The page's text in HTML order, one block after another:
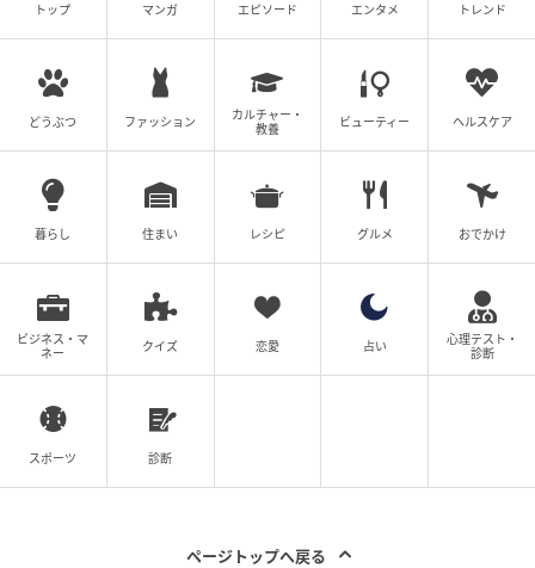
2.あえてのブルーは淡いトーンのすみれ色に
淡いカラーをキレイに表現するために、合わせたのは
トップ マンガ エピソード エンタメ トレンド
どうぶつ ファッション
カルチャー・
教養
ビューティー ヘルスケア
暮らし 住まい レシピ グルメ おでかけ
ビジネス・マ
ネー
クイズ 恋愛 占い
心理テスト・
診断
スポーツ 診断
ページトップへ戻る